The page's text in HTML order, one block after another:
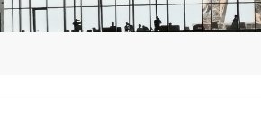
Aller
au